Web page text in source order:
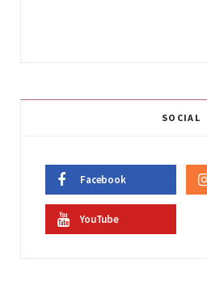
SOCIAL
Facebook
YouTube